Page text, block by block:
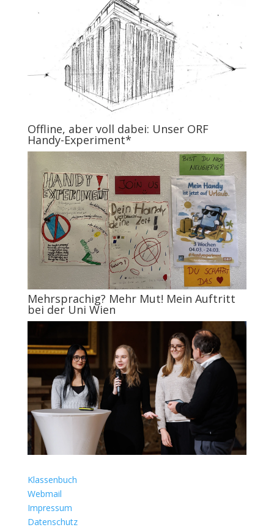
Offline, aber voll dabei: Unser ORF
Handy-Experiment*
Mehrsprachig? Mehr Mut! Mein Auftritt
bei der Uni Wien
Klassenbuch
Webmail
Impressum
Datenschutz